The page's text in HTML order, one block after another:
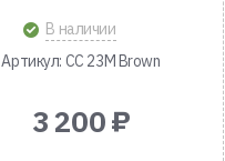
В наличии
Артикул: CC 23M Brown
3 200 ₽